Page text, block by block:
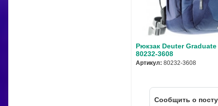
Рюкзак Deuter
80232-3608
Артикул: 80232-3608
Cообщить о